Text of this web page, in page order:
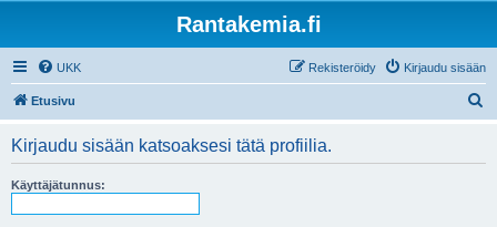
Rantakemia.fi
UKK Kirjaudu sisään
Rekisteröidy
Etusivu
Kirjaudu sisään katsoaksesi tätä profiilia.
Käyttäjätunnus: